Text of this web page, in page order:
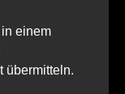
einem
übermitteln.